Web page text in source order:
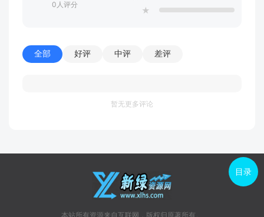
0人评分
★
全部 好评 中评 差评
暂无更多评论
本站所有资源来自互联网，版权归原著所有。
目录